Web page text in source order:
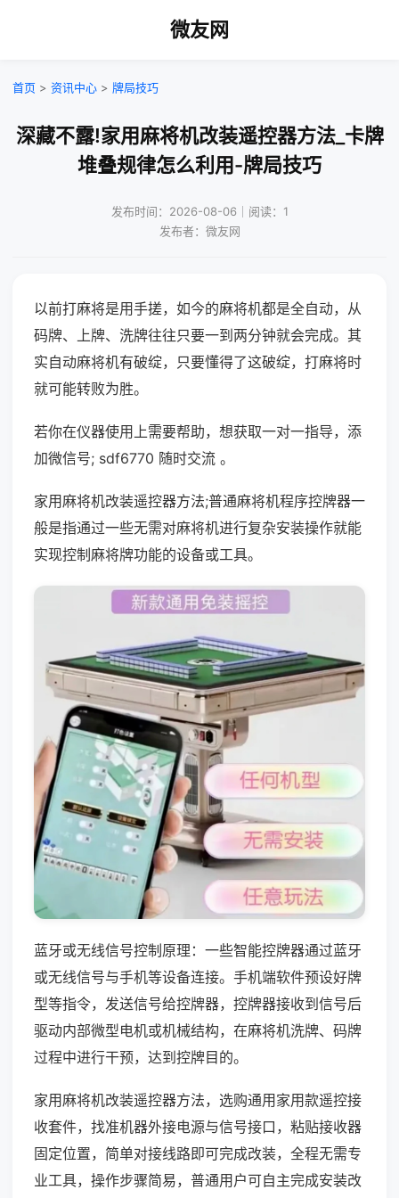
微友网
首页 > 资讯中心 > 牌局技巧
深藏不露!家用麻将机改装遥控器方法_卡牌
堆叠规律怎么利用-牌局技巧
发布时间：2026-08-06｜阅读：1
发布者：微友网
以前打麻将是用手搓，如今的麻将机都是全自动，从
码牌、上牌、洗牌往往只要一到两分钟就会完成。其
实自动麻将机有破绽，只要懂得了这破绽，打麻将时
就可能转败为胜。
若你在仪器使用上需要帮助，想获取一对一指导，添
加微信号; sdf6770 随时交流 。
家用麻将机改装遥控器方法;普通麻将机程序控牌器一
般是指通过一些无需对麻将机进行复杂安装操作就能
实现控制麻将牌功能的设备或工具。
蓝牙或无线信号控制原理：一些智能控牌器通过蓝牙
或无线信号与手机等设备连接。手机端软件预设好牌
型等指令，发送信号给控牌器，控牌器接收到信号后
驱动内部微型电机或机械结构，在麻将机洗牌、码牌
过程中进行干预，达到控牌目的。
家用麻将机改装遥控器方法，选购通用家用款遥控接
收套件，找准机器外接电源与信号接口，粘贴接收器
固定位置，简单对接线路即可完成改装，全程无需专
业工具，操作步骤简易，普通用户可自主完成安装改